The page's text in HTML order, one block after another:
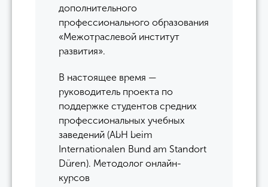
дополнительного
профессионального образования
«Межотраслевой институт
развития».
В настоящее время —
руководитель проекта по
поддержке студентов средних
профессиональных учебных
заведений (AbH beim
Internationalen Bund am Standort
Düren). Методолог онлайн-
курсов